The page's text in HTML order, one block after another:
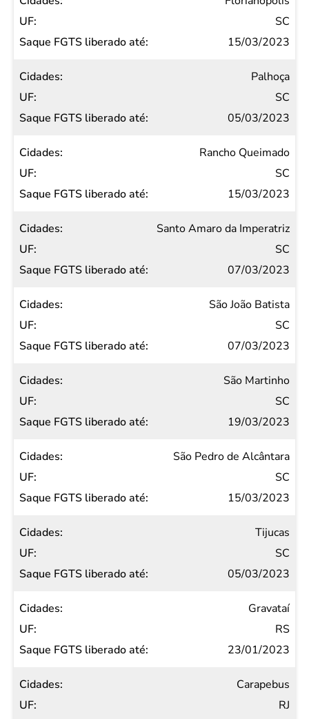
SC
15/03/2023
Palhoça
SC
05/03/2023
Rancho Queimado
SC
15/03/2023
Santo Amaro da Imperatriz
SC
07/03/2023
São João Batista
SC
07/03/2023
São Martinho
SC
19/03/2023
São Pedro de Alcântara
SC
15/03/2023
Tijucas
SC
05/03/2023
Gravataí
RS
23/01/2023
Carapebus
RJ